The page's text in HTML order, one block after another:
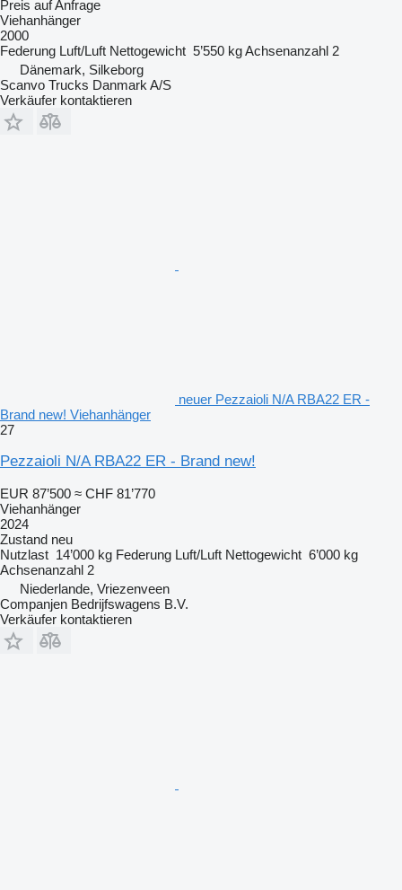
Preis auf Anfrage
Viehanhänger
2000
Federung Luft/Luft Nettogewicht 5’550 kgAchsenanzahl 2
Dänemark, Silkeborg
Scanvo Trucks Danmark A/S
Verkäufer kontaktieren
neuer Pezzaioli N/A RBA22 ER -
Brand new! Viehanhänger
27
Pezzaioli N/A RBA22 ER - Brand new!
EUR 87’500 ≈ CHF 81’770
Viehanhänger
2024
Zustand neu
Nutzlast 14’000 kg Federung Luft/Luft Nettogewicht 6’000 kg
Achsenanzahl 2
Niederlande, Vriezenveen
Companjen Bedrijfswagens B.V.
Verkäufer kontaktieren